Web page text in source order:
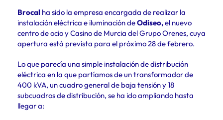
Brocal ha sido la empresa encargada de realizar la
instalación eléctrica e iluminación deOdiseo,el nuevo
centro de ocio y Casino de Murcia del Grupo Orenes, cuya
apertura está prevista para el próximo 28 de febrero.
Lo que parecía una simple instalación de distribución
eléctrica en la que partíamos de un transformador de
400 kVA, un cuadro general de baja tensión y 18
subcuadros de distribución, se ha ido ampliando hasta
llegar a: